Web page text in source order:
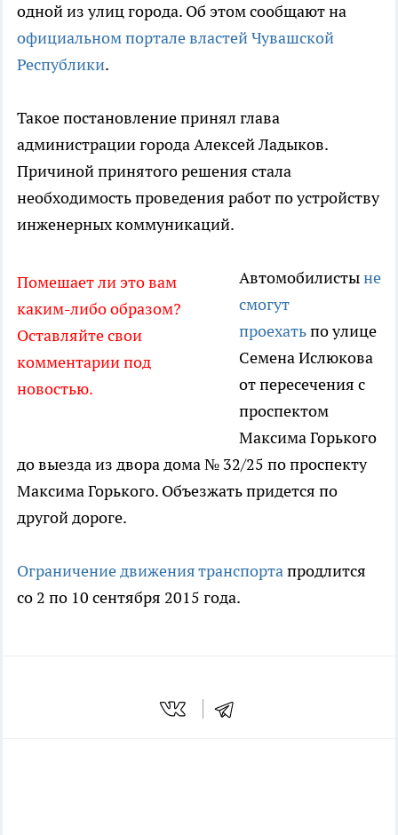
одной из улиц города. Об этом сообщают на
официальном портале властей Чувашской
Республики.
Такое постановление принял глава
администрации города Алексей Ладыков.
Причиной принятого решения стала
необходимость проведения работ по устройству
инженерных коммуникаций.
Помешает ли это вам
каким-либо образом?
Оставляйте свои
комментарии под
новостью.
Автомобилистыне
смогут
проехатьпо улице
Семена Ислюкова
от пересечения с
проспектом
Максима Горького
до выезда из двора дома № 32/25 по проспекту
Максима Горького. Объезжать придется по
другой дороге.
Ограничение движения транспортапродлится
со 2 по 10 сентября 2015 года.